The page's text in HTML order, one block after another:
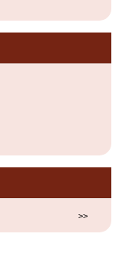
>>